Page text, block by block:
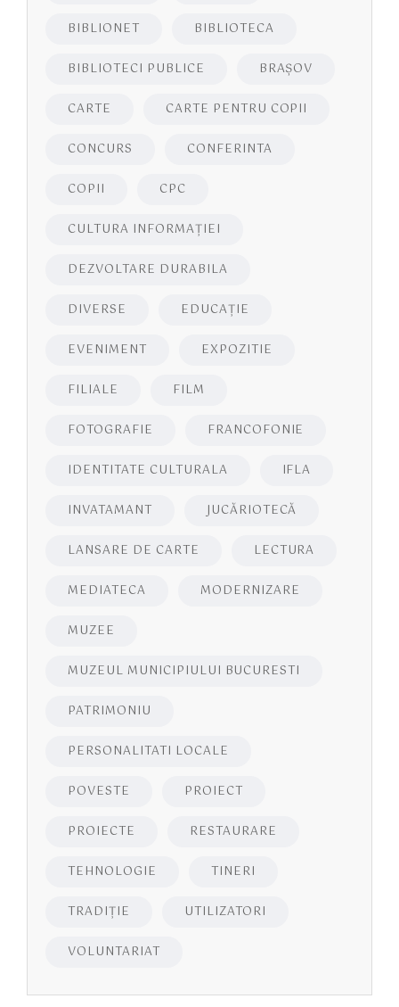
BIBLIONET BIBLIOTECA
BIBLIOTECI PUBLICE BRAŞOV
CARTE CARTE PENTRU COPII
CONCURS CONFERINTA
COPII CPC
CULTURA INFORMAŢIEI
DEZVOLTARE DURABILA
DIVERSE EDUCAŢIE
EVENIMENT EXPOZITIE
FILIALE FILM
FOTOGRAFIE FRANCOFONIE
IDENTITATE CULTURALA IFLA
INVATAMANT JUCĂRIOTECĂ
LANSARE DE CARTE LECTURA
MEDIATECA MODERNIZARE
MUZEE
MUZEUL MUNICIPIULUI BUCURESTI
PATRIMONIU
PERSONALITATI LOCALE
POVESTE PROIECT
PROIECTE RESTAURARE
TEHNOLOGIE TINERI
TRADIȚIE UTILIZATORI
VOLUNTARIAT